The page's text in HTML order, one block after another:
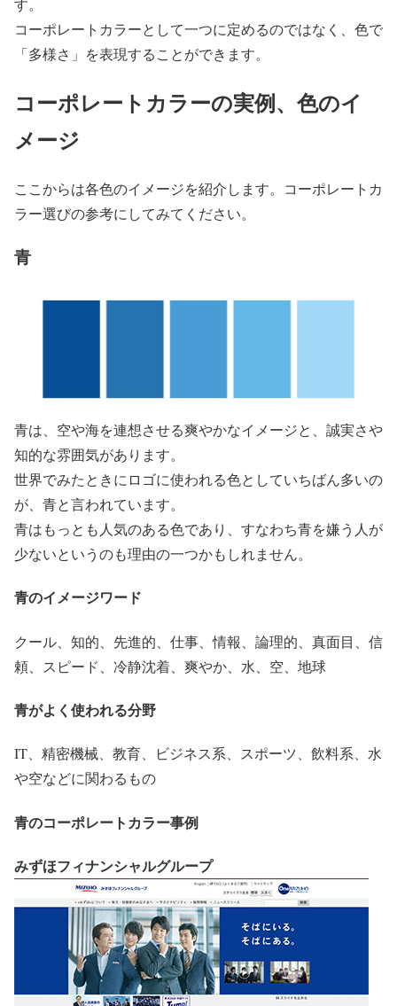
す。
コーポレートカラーとして一つに定めるのではなく、色で
「多様さ」を表現することができます。
コーポレートカラーの実例、色のイ
メージ
ここからは各色のイメージを紹介します。コーポレートカ
ラー選びの参考にしてみてください。
青
青は、空や海を連想させる爽やかなイメージと、誠実さや
知的な雰囲気があります。
世界でみたときにロゴに使われる色としていちばん多いの
が、青と言われています。
青はもっとも人気のある色であり、すなわち青を嫌う人が
少ないというのも理由の一つかもしれません。
青のイメージワード
クール、知的、先進的、仕事、情報、論理的、真面目、信
頼、スピード、冷静沈着、爽やか、水、空、地球
青がよく使われる分野
IT、精密機械、教育、ビジネス系、スポーツ、飲料系、水
や空などに関わるもの
青のコーポレートカラー事例
みずほフィナンシャルグループ